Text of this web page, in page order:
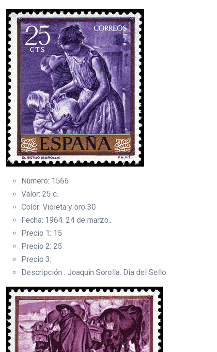
Número: 1566
Valor: 25 c.
Color: Violeta y oro 30
Fecha: 1964. 24 de marzo..
Precio 1: 15
Precio 2: 25
Precio 3:
Descripción : Joaquín Sorolla. Dia del Sello.